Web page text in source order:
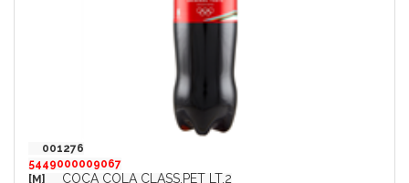
001276
5449000009067
[M]
COCA COLA CLASS.PET LT.2